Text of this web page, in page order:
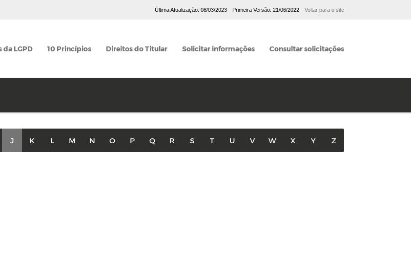
Última Atualização: 08/03/2023 Primeira Versão: 21/06/2022 Voltar para o site
da LGPD 10 Princípios Direitos do Titular Solicitar informações Consultar solicitações
J K L M N O P Q R S T U V W X Y Z